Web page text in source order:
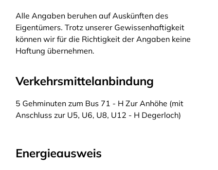
Alle Angaben beruhen auf Auskünften des
Eigentümers. Trotz unserer Gewissenhaftigkeit
können wir für die Richtigkeit der Angaben keine
Haftung übernehmen.
Verkehrsmittelanbindung
5 Gehminuten zum Bus 71 - H Zur Anhöhe (mit
Anschluss zur U5, U6, U8, U12 - H Degerloch)
Energieausweis